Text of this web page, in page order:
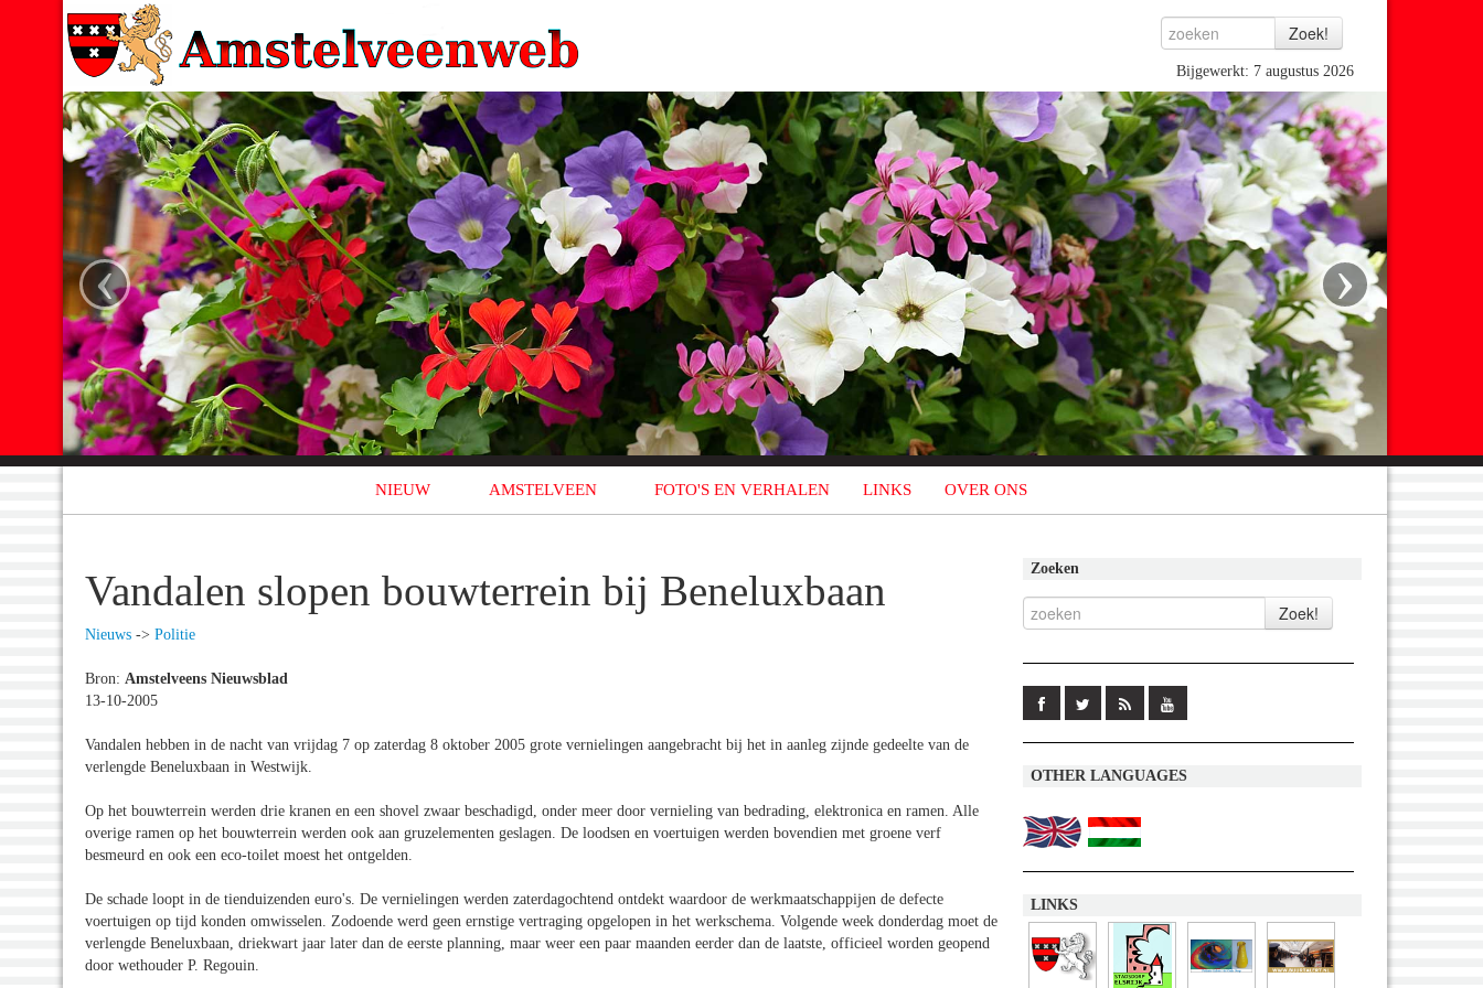
Bijgewerkt: 7 augustus 2026
‹ ›
NIEUW AMSTELVEEN FOTO'S EN VERHALEN LINKS OVER ONS
Vandalen slopen bouwterrein bij Beneluxbaan
Nieuws -> Politie
Bron: Amstelveens Nieuwsblad
13-10-2005
Vandalen hebben in de nacht van vrijdag 7 op zaterdag 8 oktober 2005 grote vernielingen aangebracht bij het in aanleg zijnde gedeelte van de
verlengde Beneluxbaan in Westwijk.
Op het bouwterrein werden drie kranen en een shovel zwaar beschadigd, onder meer door vernieling van bedrading, elektronica en ramen. Alle
overige ramen op het bouwterrein werden ook aan gruzelementen geslagen. De loodsen en voertuigen werden bovendien met groene verf
besmeurd en ook een eco-toilet moest het ontgelden.
De schade loopt in de tienduizenden euro's. De vernielingen werden zaterdagochtend ontdekt waardoor de werkmaatschappijen de defecte
voertuigen op tijd konden omwisselen. Zodoende werd geen ernstige vertraging opgelopen in het werkschema. Volgende week donderdag moet de
verlengde Beneluxbaan, driekwart jaar later dan de eerste planning, maar weer een paar maanden eerder dan de laatste, officieel worden geopend
door wethouder P. Regouin.
Zoeken
OTHER LANGUAGES
LINKS